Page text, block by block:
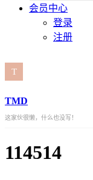
会员中心
登录
注册
TMD
这家伙很懒，什么也没写！
114514